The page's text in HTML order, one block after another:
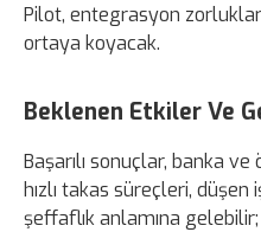
Pilot, entegrasyon
ortaya koyacak.
Beklenen Etkiler Ve
Başarılı sonuçlar, banka ve
hızlı takas süreçleri,
şeffaflık anlamına